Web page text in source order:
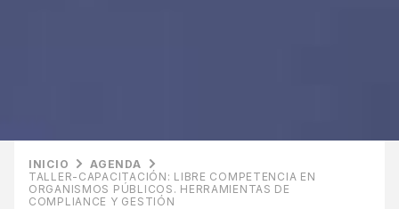
INICIO
AGENDA
TALLER-CAPACITACIÓN: LIBRE COMPETENCIA EN
ORGANISMOS PÚBLICOS. HERRAMIENTAS DE
COMPLIANCE Y GESTIÓN